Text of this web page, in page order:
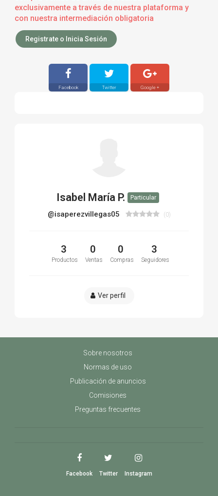
exclusivamente a través de nuestra plataforma y
con nuestra intermediación obligatoria
Registrate o Inicia Sesión
Facebook Twitter Google +
Isabel María P. Particular
@isaperezvillegas05 (0)
3
Productos
0
Ventas
0
Compras
3
Seguidores
Ver perfil
Sobre nosotros
Normas de uso
Publicación de anuncios
Comisiones
Preguntas frecuentes
Facebook Twitter Instagram